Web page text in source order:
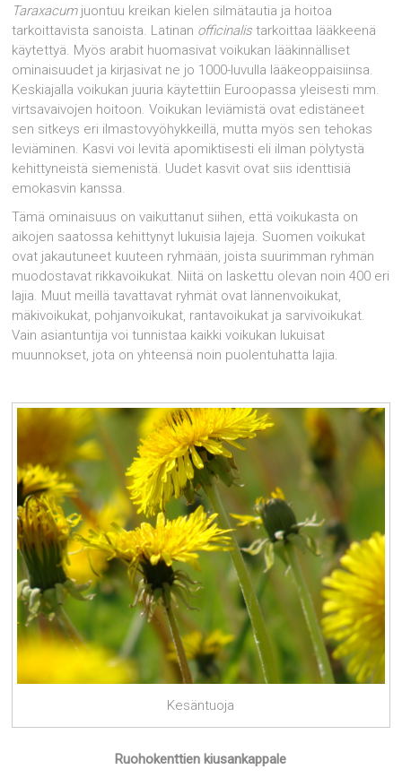
Taraxacumjuontuu kreikan kielen silmätautia ja hoitoa
tarkoittavista sanoista. Latinan officinalis tarkoittaa lääkkeenä
käytettyä. Myös arabit huomasivat voikukan lääkinnälliset
ominaisuudet ja kirjasivat ne jo 1000-luvulla lääkeoppaisiinsa.
Keskiajalla voikukan juuria käytettiin Euroopassa yleisesti mm.
virtsavaivojen hoitoon. Voikukan leviämistä ovat edistäneet
sen sitkeys eri ilmastovyöhykkeillä, mutta myös sen tehokas
leviäminen. Kasvi voi levitä apomiktisesti eli ilman pölytystä
kehittyneistä siemenistä. Uudet kasvit ovat siis identtisiä
emokasvin kanssa.
Tämä ominaisuus on vaikuttanut siihen, että voikukasta on
aikojen saatossa kehittynyt lukuisia lajeja. Suomen voikukat
ovat jakautuneet kuuteen ryhmään, joista suurimman ryhmän
muodostavat rikkavoikukat. Niitä on laskettu olevan noin 400 eri
lajia. Muut meillä tavattavat ryhmät ovat lännenvoikukat,
mäkivoikukat, pohjanvoikukat, rantavoikukat ja sarvivoikukat.
Vain asiantuntija voi tunnistaa kaikki voikukan lukuisat
muunnokset, jota on yhteensä noin puolentuhatta lajia.
Kesäntuoja
Ruohokenttien kiusankappale